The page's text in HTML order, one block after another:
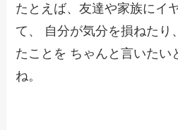
たとえば、友達や家族にイ
て、
自分が気分を損ねたり
たことを ちゃんと言いたい
ね。